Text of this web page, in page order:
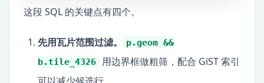
这段 SQL 的关键点有四个。
先用瓦片范围过滤。
p.geom &&
b.tile_4326
用边界框做粗筛，配合 GiST 索引